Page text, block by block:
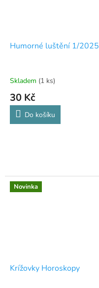
Humorné luštění 1/2025
Skladem (1 ks)
30 Kč
Do košíku
Novinka
Krížovky Horoskopy